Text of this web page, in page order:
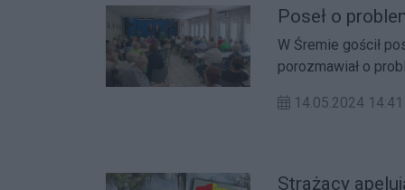
Poseł o
W Śremie gościł
porozmawiał o
14.05.2024 14:41
Strażacy